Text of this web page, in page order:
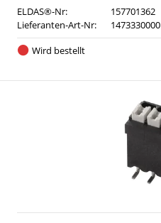
ELDAS®-Nr:
157701362
Lieferanten-Art-Nr:
1473330000
Wird bestellt